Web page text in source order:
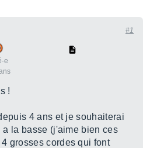
#1
!
4 ans et je souhaiterai
a la basse (j'aime bien ces
grosses cordes qui font